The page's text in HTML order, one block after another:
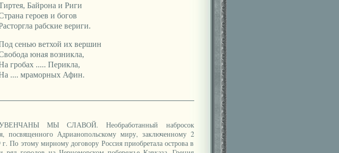
Байрона и Риги
героев и богов
рабские вериги.
сенью ветхой их вершин
юная возникла,
гробах ..... Перикла,
.... мраморных Афин.
МЫ СЛАВОЙ. Необработанный набросок
посвященного Адрианопольскому миру, заключенному 2
г. По этому мирному договору Россия приобретала острова в